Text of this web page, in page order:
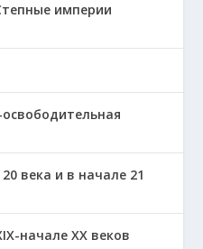
империи
века и в начале 21
начале ХХ веков